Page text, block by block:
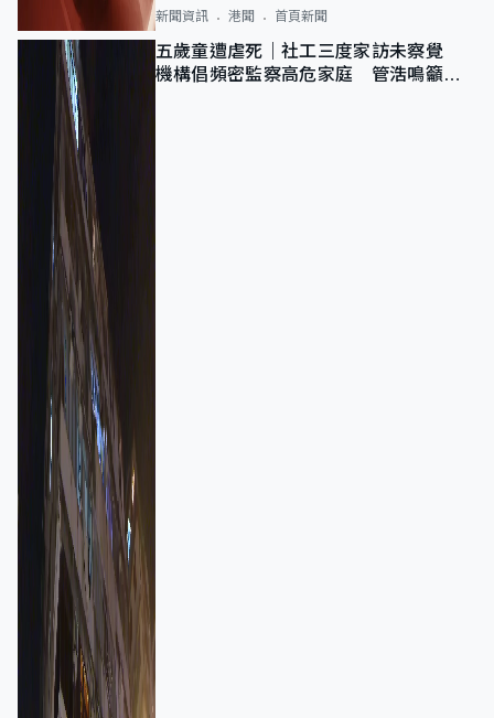
新聞資訊 港聞 首頁新聞
五歲童遭虐死｜社工三度家訪未察覺
機構倡頻密監察高危家庭 管浩鳴籲加